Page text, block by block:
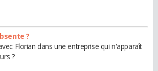
?
Florian dans une entreprise qui n'apparaît
?